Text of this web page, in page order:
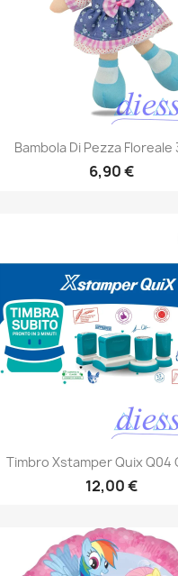
Bambola Di Pezza Floreale
6,90 €
Timbro Xstamper Quix Q04
12,00 €